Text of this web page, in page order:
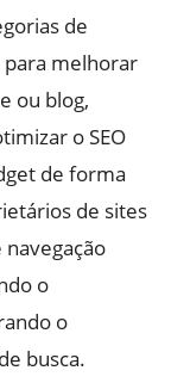
de
melhorar
ou blog,
o SEO
de forma
de sites
o
o
busca.